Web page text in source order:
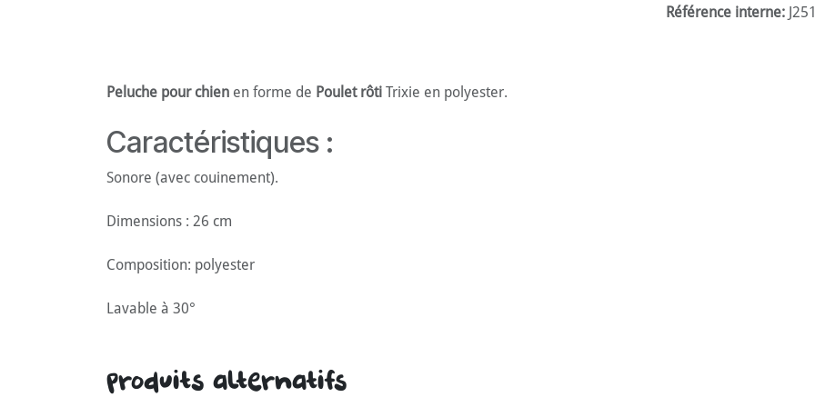
Référence interne:
Peluche pour chien en forme de Poulet rôti Trixie en polyester.
Caractéristiques :
Sonore (avec couinement).
Dimensions : 26 cm
Composition: polyester
Lavable à 30°
Produits alternatifs